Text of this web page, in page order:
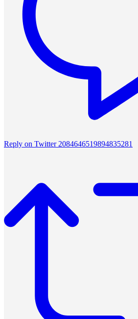
Reply on Twitter 2084646519894835281